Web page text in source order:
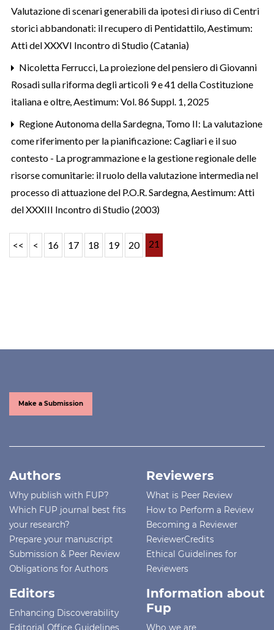
Valutazione di scenari generabili da ipotesi di riuso di Centri
storici abbandonati: il recupero di Pentidattilo,Aestimum:
Atti del XXXVI Incontro di Studio (Catania)
Nicoletta Ferrucci, La proiezione del pensiero di Giovanni
Rosadi sulla riforma degli articoli 9 e 41 della Costituzione
italiana e oltre,Aestimum: Vol. 86 Suppl. 1, 2025
Regione Autonoma della Sardegna, Tomo II: La valutazione
come riferimento per la pianificazione: Cagliari e il suo
contesto - La programmazione e la gestione regionale delle
risorse comunitarie: il ruolo della valutazione intermedia nel
processo di attuazione del P.O.R. Sardegna,Aestimum: Atti
del XXXIII Incontro di Studio (2003)
<< < 16 17 18 19 20 21
Make a Submission
Authors
Why publish with FUP?
Which FUP journal best fits
your research?
Prepare your manuscript
Submission & Peer Review
Obligations for Authors
Reviewers
What is Peer Review
How to Perform a Review
Becoming a Reviewer
ReviewerCredits
Ethical Guidelines for
Reviewers
Editors
Enhancing Discoverability
Editorial Office Guidelines
Information about
Fup
Who we are